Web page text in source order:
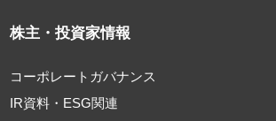
株主・投資家情報
コーポレートガバナンス
IR資料・ESG関連